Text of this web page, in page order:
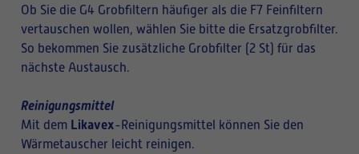
Ob Sie die G4 Grobfiltern häufiger als die F7 Feinfiltern
vertauschen wollen, wählen Sie bitte die Ersatzgrobfilter.
So bekommen Sie zusätzliche Grobfilter (2 St) für das
nächste Austausch.
Reinigungsmittel
Mit dem Likavex-Reinigungsmittel können Sie den
Wärmetauscher leicht reinigen.